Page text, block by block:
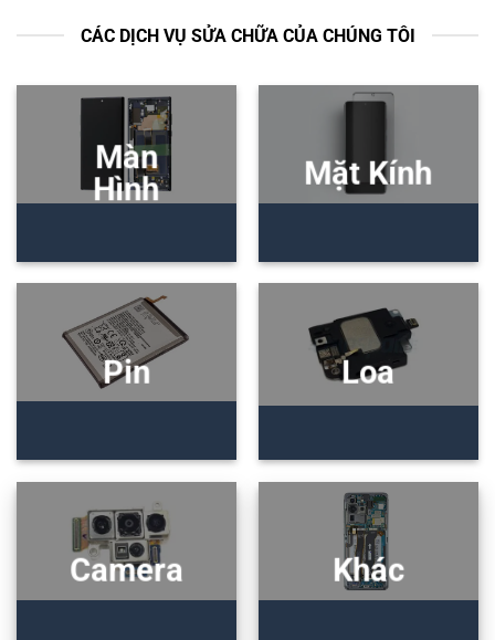
CÁC DỊCH VỤ SỬA CHỮA CỦA CHÚNG TÔI
Màn
Hình
Mặt Kính
Pin Loa
Camera Khác